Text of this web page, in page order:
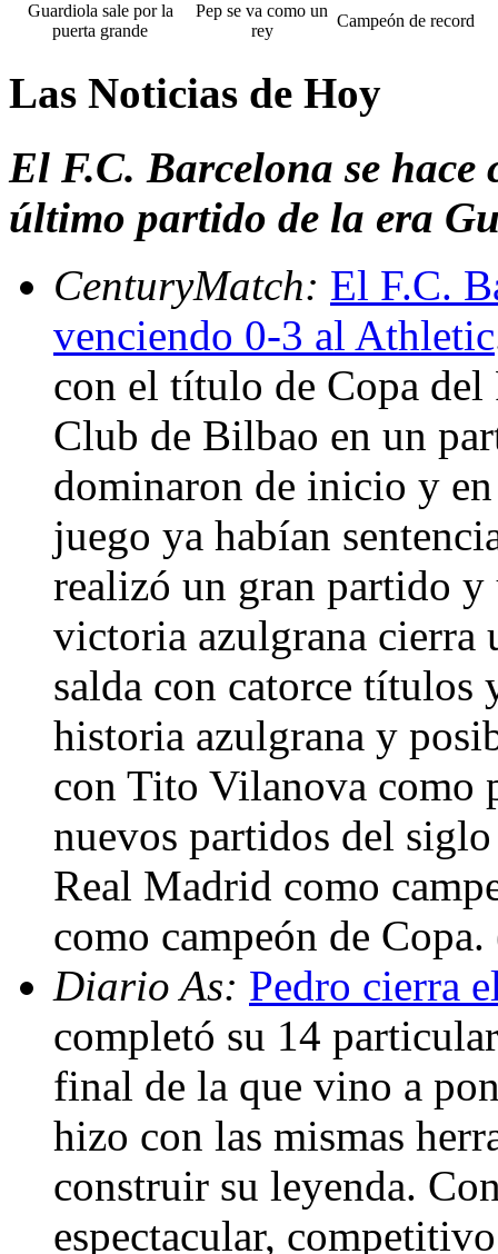
Guardiola sale por la
puerta grande
Pep se va como un
rey
Campeón de record
Las Noticias de Hoy
El F.C. Barcelona se
último partido de la era
CenturyMatch: El F.C.
venciendo 0-3 al Athletic
con el título de Copa
Club de Bilbao en un
dominaron de inicio y
juego ya habían
realizó un gran partido
victoria azulgrana cierra
salda con catorce títulos
historia azulgrana y
con Tito Vilanova como
nuevos partidos del
Real Madrid como
como campeón de
Diario As: Pedro cierra
completó su 14
final de la que vino a
hizo con las mismas
construir su leyenda.
espectacular,